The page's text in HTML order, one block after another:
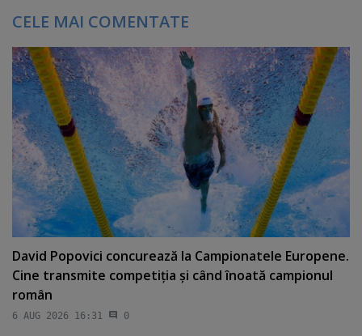
CELE MAI COMENTATE
David Popovici concurează la Campionatele Europene.
Cine transmite competiţia şi când înoată campionul
român
6 AUG 2026 16:31 0